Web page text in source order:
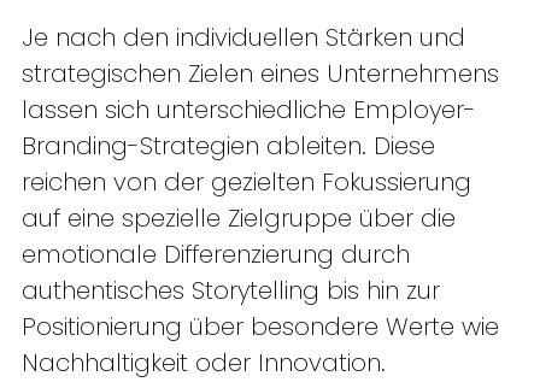
Je nach den individuellen Stärken und
strategischen Zielen eines Unternehmens
lassen sich unterschiedliche Employer-
Branding-Strategien ableiten. Diese
reichen von der gezielten Fokussierung
auf eine spezielle Zielgruppe über die
emotionale Differenzierung durch
authentisches Storytelling bis hin zur
Positionierung über besondere Werte wie
Nachhaltigkeit oder Innovation.